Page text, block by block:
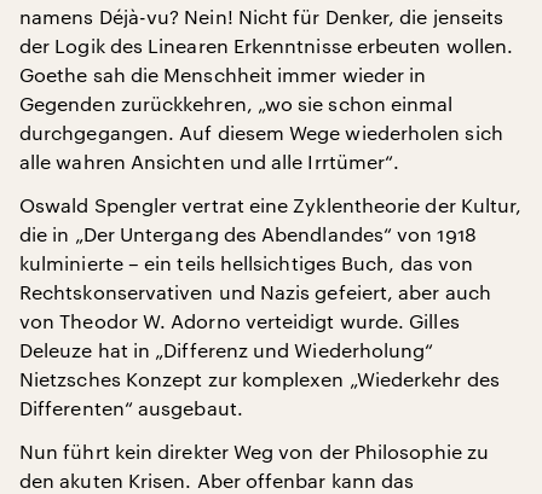
namens Déjà-vu? Nein! Nicht für Denker, die jenseits
der Logik des Linearen Erkenntnisse erbeuten wollen.
Goethe sah die Menschheit immer wieder in
Gegenden zurückkehren, „wo sie schon einmal
durchgegangen. Auf diesem Wege wiederholen sich
alle wahren Ansichten und alle Irrtümer“.
Oswald Spengler vertrat eine Zyklentheorie der Kultur,
die in „Der Untergang des Abendlandes“ von 1918
kulminierte – ein teils hellsichtiges Buch, das von
Rechtskonservativen und Nazis gefeiert, aber auch
von Theodor W. Adorno verteidigt wurde. Gilles
Deleuze hat in „Differenz und Wiederholung“
Nietzsches Konzept zur komplexen „Wiederkehr des
Differenten“ ausgebaut.
Nun führt kein direkter Weg von der Philosophie zu
den akuten Krisen. Aber offenbar kann das